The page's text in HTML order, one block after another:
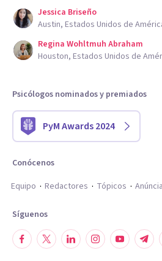
Jessica Briseño
Austin, Estados Unidos de
Regina Wohltmuh Abraham
Houston, Estados Unidos de
Psicólogos nominados y premiados
PyM Awards 2024
Conócenos
Equipo
Redactores Tópicos
Síguenos